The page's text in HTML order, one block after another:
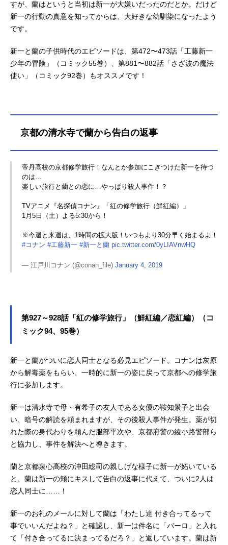
すが、蘭はというと当初は新一が大嫌いだったのだとか。だけど
新一の行動の真意を知ってからは、大好きな幼馴染になったよう
です。
新一と蘭の子供時代のエピソードは、第472〜473話「工藤新一
少年の冒険」（コミック55巻）、第881〜882話「さざ波の魔法
使い」（コミック92巻）もオススメです！
京都の清水寺で蘭から告白の返事
帝丹高校の京都修学旅行！なんとか参加にこぎつけた新一を待つ
のは…
楽しい旅行と蘭との恋に…やっぱり殺人事件！？
TVアニメ『名探偵コナン』「紅の修学旅行（鮮紅編）」
1月5日（土）よる5:30から！
※今週と来週は、1時間の拡大版！いつもより30分早く始まるよ！
#コナン #工藤新一 #新一と蘭 pic.twitter.com/0yLIAVnwHQ
— 江戸川コナン (@conan_file) January 4, 2019
第927～928話「紅の修学旅行」（鮮紅編／恋紅編）（コ
ミック94、95巻）
新一と蘭がついに恋人同士となる必見エピソード。コナンは灰原
から解毒薬をもらい、一時的に新一の姿に戻って京都への修学旅
行に参加します。
新一は清水寺で母・有希子の友人である女優の鞍知景子と出会
い、暗号の解読を頼まれますが、その後殺人事件が発生。薬が切
れた際の身代わりを頼んだ服部平次や、京都府警の綾小路警部ら
と協力し、事件を解決へと導きます。
蘭と京都泉心高校の沖田総司の親しげな様子に新一が妬いている
と、蘭は新一の頬にキスして告白の返事に代えて、ついに2人は
恋人同士に……！
新一のお礼のメールに対して蘭は「わたし達 付き合ってるって
事でいいんだよね？」と確認し、新一は件名に「バーロ」と入れ
て「付き合ってるに決まってるだろ？」と返しています。蘭は新